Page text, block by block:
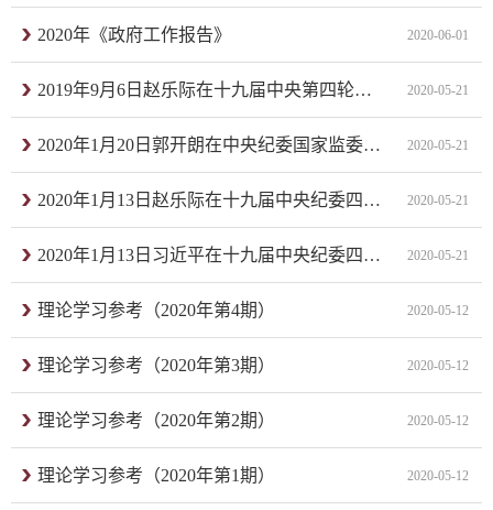
2020年《政府工作报告》 2020-06-01
2019年9月6日赵乐际在十九届中央第四轮巡视工作动员部署会讲话精神 2020-05-21
2020年1月20日郭开朗在中央纪委国家监委驻工业和信息部纪检监察组 2020 年纪检监察工作会议上的讲话（摘要） 2020-05-21
2020年1月13日赵乐际在十九届中央纪委四次全会上的工作报告（摘要） 2020-05-21
2020年1月13日习近平在十九届中央纪委四次全会上的重要讲话精神 2020-05-21
理论学习参考（2020年第4期） 2020-05-12
理论学习参考（2020年第3期） 2020-05-12
理论学习参考（2020年第2期） 2020-05-12
理论学习参考（2020年第1期） 2020-05-12